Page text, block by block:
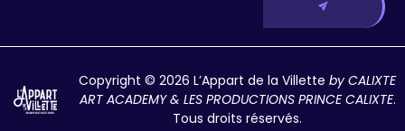
Copyright © 2026 L’Appart de la Villetteby CALIXTE
ART ACADEMY & LES PRODUCTIONS PRINCE CALIXTE.
Tous droits réservés.